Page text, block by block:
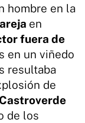
hombre en la
en
fuera de
en un viñedo
resultaba
de
de los